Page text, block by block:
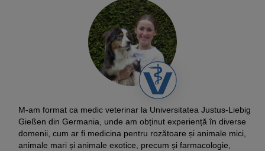
M-am format ca medic veterinar la Universitatea Justus-Liebig
Gießen din Germania, unde am obținut experiență în diverse
domenii, cum ar fi medicina pentru rozătoare și animale mici,
animale mari și animale exotice, precum și farmacologie,